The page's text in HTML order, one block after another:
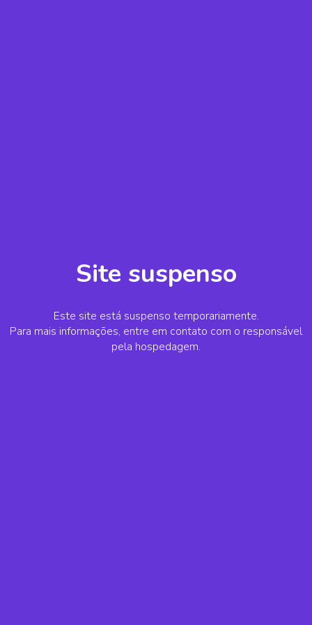
Site suspenso
Este site está suspenso temporariamente.
Para mais informações, entre em contato com o responsável
pela hospedagem.